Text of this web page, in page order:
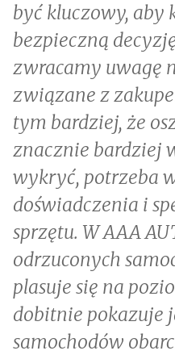
być kluczowy, aby
bezpieczną
zwracamy uwagę
związane z
tym bardziej, że
znacznie bardziej
wykryć, potrzeba
doświadczenia i
sprzętu. W AAA
odrzuconych
plasuje się na
dobitnie pokazuje
samochodów